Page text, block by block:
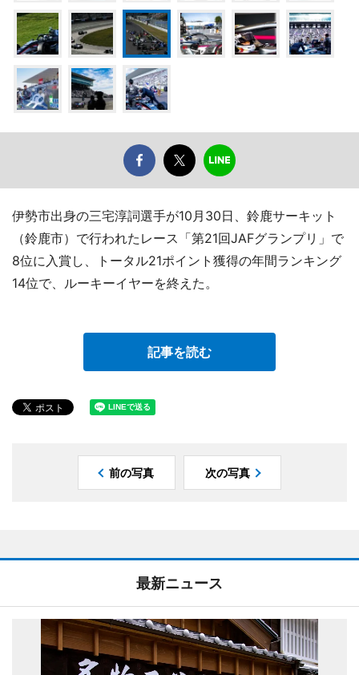
伊勢市出身の三宅淳詞選手が10月30日、鈴鹿サーキット
（鈴鹿市）で行われたレース「第21回JAFグランプリ」で
8位に入賞し、トータル21ポイント獲得の年間ランキング
14位で、ルーキーイヤーを終えた。
記事を読む
前の写真 次の写真
最新ニュース